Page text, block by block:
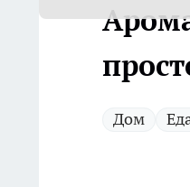
Дом